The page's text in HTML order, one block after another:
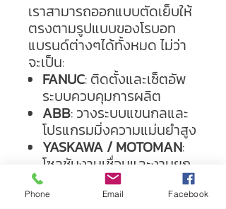
เราสามารถออกแบบตัดเย็บให้
ตรงตามรูปแบบของโรบอท
แบรนด์ต่างๆได้ทั้งหมด ไม่ว่า
จะเป็น:
FANUC: ติดตั้งและเซ็ตอัพ
ระบบควบคุมการผลิต
ABB: วางระบบแขนกลและ
โปรแกรมมิ่งความแม่นยำสูง
YASKAWA / MOTOMAN:
โซลูชันงานเชื่อมและงานยก
พาเลท (Palletizing)
KUKA
: ระบบหุ่นยนต์
Phone Email Facebook